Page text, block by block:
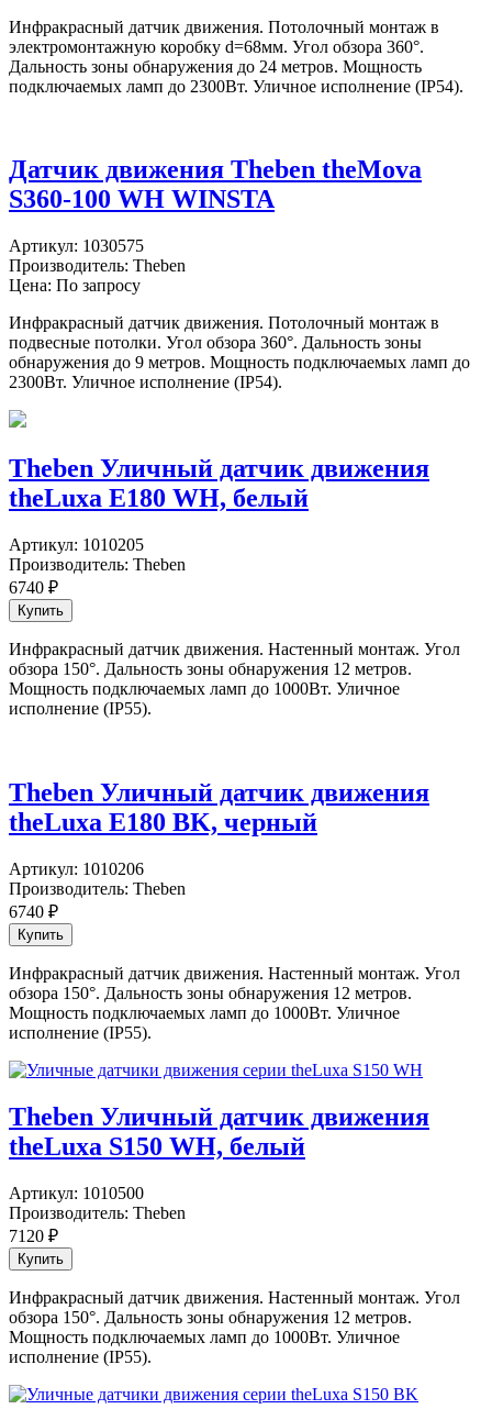
Инфракрасный датчик движения. Потолочный монтаж в
электромонтажную коробку d=68мм. Угол обзора 360°.
Дальность зоны обнаружения до 24 метров. Мощность
подключаемых ламп до 2300Вт. Уличное исполнение (IP54).
Датчик движения Theben theMova
S360-100 WH WINSTA
Артикул: 1030575
Производитель: Theben
Цена: По запросу
Инфракрасный датчик движения. Потолочный монтаж в
подвесные потолки. Угол обзора 360°. Дальность зоны
обнаружения до 9 метров. Мощность подключаемых ламп до
2300Вт. Уличное исполнение (IP54).
Theben Уличный датчик движения
theLuxa E180 WH, белый
Артикул: 1010205
Производитель: Theben
6740 ₽
Инфракрасный датчик движения. Настенный монтаж. Угол
обзора 150°. Дальность зоны обнаружения 12 метров.
Мощность подключаемых ламп до 1000Вт. Уличное
исполнение (IP55).
Theben Уличный датчик движения
theLuxa E180 BK, черный
Артикул: 1010206
Производитель: Theben
6740 ₽
Инфракрасный датчик движения. Настенный монтаж. Угол
обзора 150°. Дальность зоны обнаружения 12 метров.
Мощность подключаемых ламп до 1000Вт. Уличное
исполнение (IP55).
Theben Уличный датчик движения
theLuxa S150 WH, белый
Артикул: 1010500
Производитель: Theben
7120 ₽
Инфракрасный датчик движения. Настенный монтаж. Угол
обзора 150°. Дальность зоны обнаружения 12 метров.
Мощность подключаемых ламп до 1000Вт. Уличное
исполнение (IP55).